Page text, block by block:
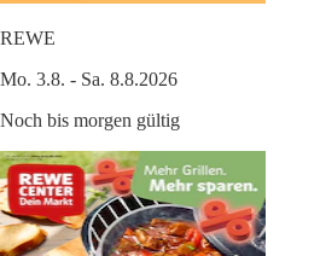
REWE
Mo. 3.8. - Sa. 8.8.2026
Noch bis morgen gültig